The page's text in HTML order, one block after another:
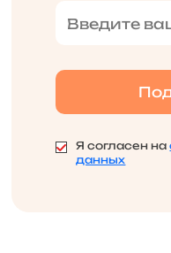
Я согласен на
данных